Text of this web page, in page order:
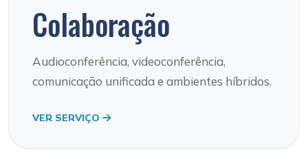
Colaboração
Audioconferência, videoconferência,
comunicação unificada e ambientes híbridos.
VER SERVIÇO